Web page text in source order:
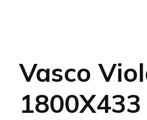
Vasco
1800X433